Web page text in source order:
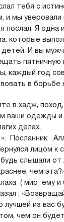
тебя с
мы уверовали
послал. Я одна
которые
И вы
пятничную
каждый год
в борьбе
в хадж,
ваши одежды
делах,
Посланник
лицом к
слышали
чем
( мир ему и
:
из вас
чем он